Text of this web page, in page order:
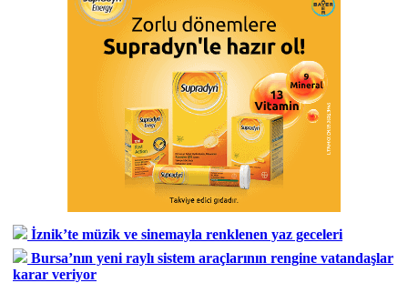
İznik’te müzik ve sinemayla renklenen yaz geceleri
Bursa’nın yeni raylı sistem araçlarının rengine vatandaşlar
karar veriyor